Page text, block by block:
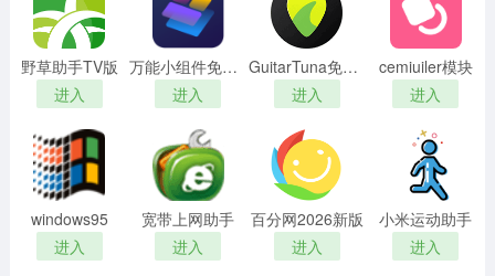
野草助手TV版
进入
万能小组件免费版
进入
GuitarTuna免费版
进入
cemiuiler模块
进入
windows95
进入
宽带上网助手
进入
百分网2026新版
进入
小米运动助手
进入